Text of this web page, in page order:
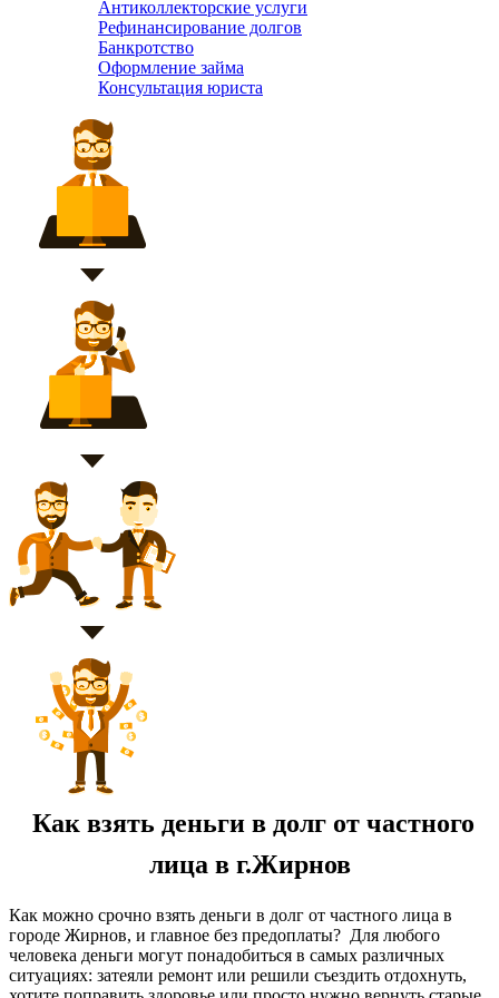
Антиколлекторские услуги
Рефинансирование долгов
Банкротство
Оформление займа
Консультация юриста
Как взять деньги в долг от частного
лица в г.Жирнов
Как можно срочно взять деньги в долг от частного лица в
городе Жирнов, и главное без предоплаты? Для любого
человека деньги могут понадобиться в самых различных
ситуациях: затеяли ремонт или решили съездить отдохнуть,